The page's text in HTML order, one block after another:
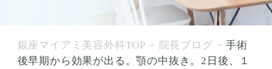
銀座マイアミ美容外科TOP 院長ブログ
手術
後早期から効果が出る。顎の中抜き。2日後、１